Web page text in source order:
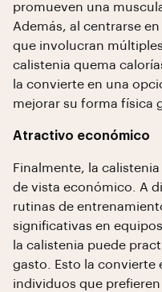
promueven una
Además, al centrarse
que involucran
calistenia quema
la convierte en una
mejorar su forma física
Atractivo económico
Finalmente, la
de vista económico. A
rutinas de
significativas en
la calistenia puede
gasto. Esto la convierte
individuos que